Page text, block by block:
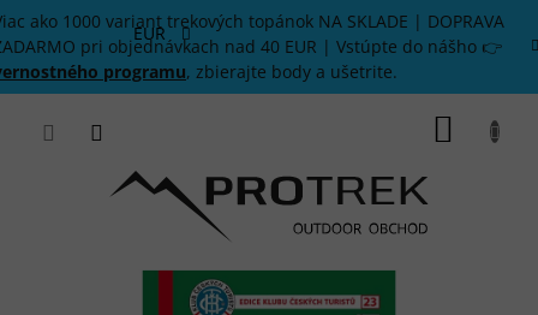
Prejsť
na
obsah
ako 1000 variant trekových topánok NA SKLADE | DOPRAVA
pri objednávkach nad 40 EUR | Vstúpte do nášho 👉
programu, zbierajte body a ušetrite.
EUR